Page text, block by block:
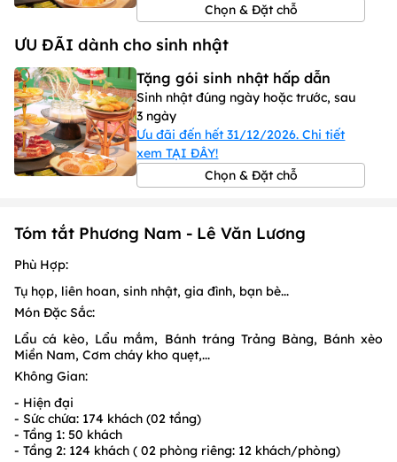
Chọn & Đặt chỗ
ƯU ĐÃI dành cho sinh nhật
Tặng gói sinh nhật hấp dẫn
Sinh nhật đúng ngày hoặc trước, sau
3 ngày
Ưu đãi đến hết 31/12/2026. Chi tiết
xem TẠI ĐÂY!
Chọn & Đặt chỗ
Tóm tắt Phương Nam - Lê Văn Lương
Phù Hợp:
Tụ họp, liên hoan, sinh nhật, gia đình, bạn bè...
Món Đặc Sắc:
Lẩu cá kèo, Lẩu mắm, Bánh tráng Trảng Bàng, Bánh xèo
Miền Nam, Cơm cháy kho quẹt,...
Không Gian:
- Hiện đại
- Sức chứa: 174 khách (02 tầng)
- Tầng 1: 50 khách
- Tầng 2: 124 khách ( 02 phòng riêng: 12 khách/phòng)